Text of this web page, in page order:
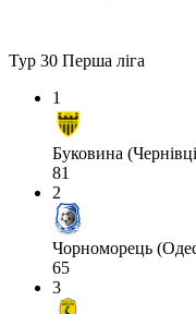
Тур 30 Перша ліга
1
Буковина
81
2
Чорноморець
65
3